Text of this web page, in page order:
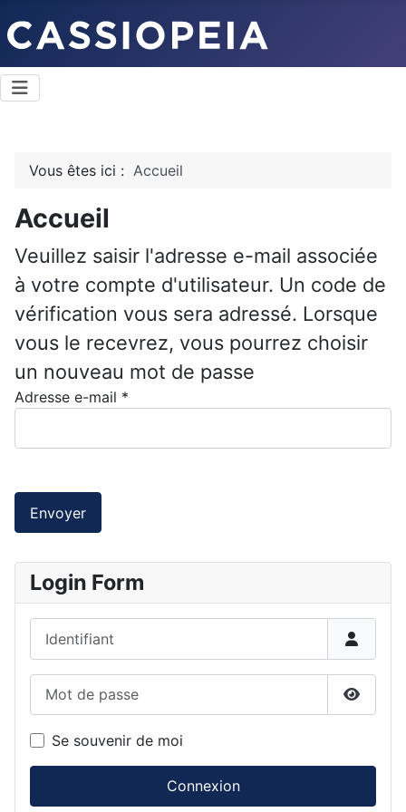
Vous êtes ici : Accueil
Accueil
Veuillez saisir l'adresse e-mail associée
à votre compte d'utilisateur. Un code de
vérification vous sera adressé. Lorsque
vous le recevrez, vous pourrez choisir
un nouveau mot de passe
Adresse e-mail *
Envoyer
Login Form
Se souvenir de moi
Connexion